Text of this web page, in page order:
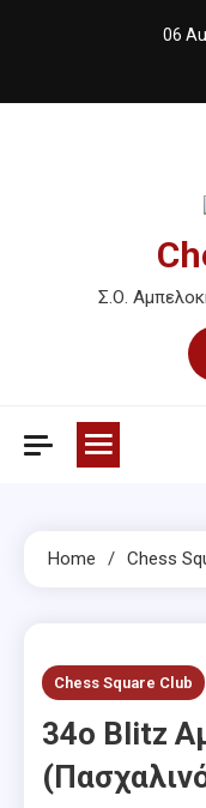
06
Σ.Ο.
Home Chess
Chess Square Club
34ο Blitz